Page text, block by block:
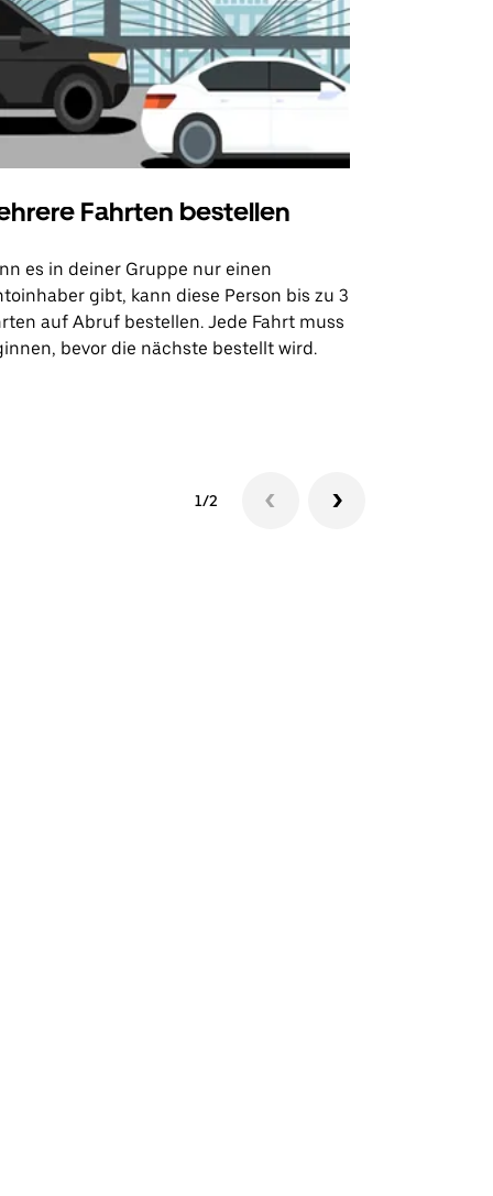
Fahrten bestellen
es in deiner Gruppe nur einen
gibt, kann diese Person bis zu 3
auf Abruf bestellen. Jede Fahrt muss
bevor die nächste bestellt wird.
1/2